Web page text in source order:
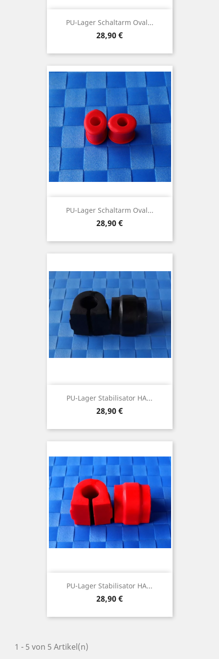
PU-Lager Schaltarm Oval...
Preis
28,90 €
PU-Lager Schaltarm Oval...
Preis
28,90 €
PU-Lager Stabilisator HA...
Preis
28,90 €
PU-Lager Stabilisator HA...
Preis
28,90 €
1 - 5 von 5 Artikel(n)